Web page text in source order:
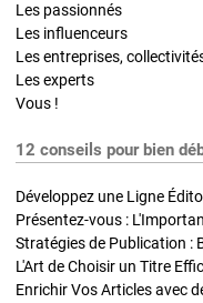
Les passionnés
Les influenceurs
Les entreprises,
Les experts
Vous !
12 conseils pour bien
Développez une Ligne
Présentez-vous :
L'Art de Choisir un Titre